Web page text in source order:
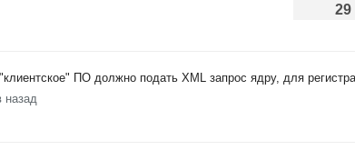
29
ПО должно подать XML запрос ядру, для
назад